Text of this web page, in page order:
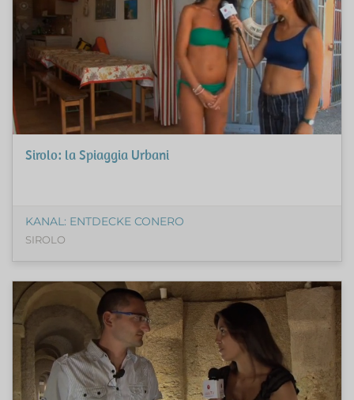
Sirolo: la Spiaggia Urbani
KANAL: ENTDECKE CONERO
SIROLO